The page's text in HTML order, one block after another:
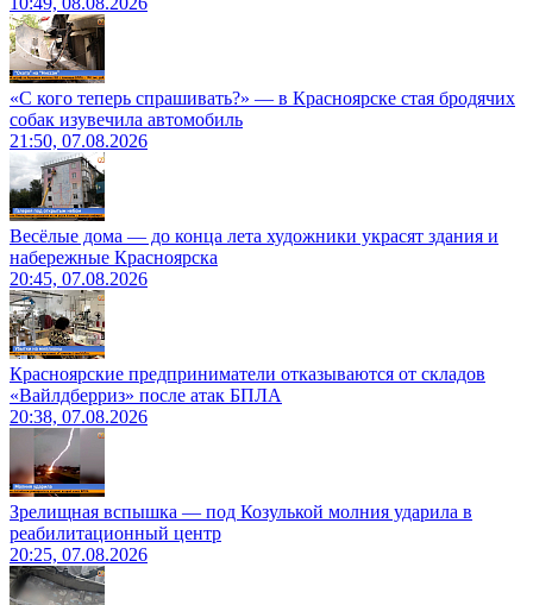
«С кого теперь спрашивать?» — в Красноярске стая бродячих
собак изувечила автомобиль
21:50, 07.08.2026
Весёлые дома — до конца лета художники украсят здания и
набережные Красноярска
20:45, 07.08.2026
Красноярские предприниматели отказываются от складов
«Вайлдберриз» после атак БПЛА
20:38, 07.08.2026
Зрелищная вспышка — под Козулькой молния ударила в
реабилитационный центр
20:25, 07.08.2026